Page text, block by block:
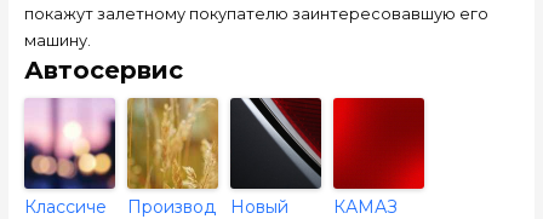
покажут залетному покупателю заинтересовавшую его
машину.
Автосервис
Классиче
Производ
Новый
КАМАЗ